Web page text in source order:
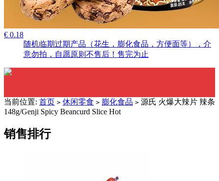
€ 0.18
随机临期过期产品（花生，膨化食品，方便面等），介
意勿拍，自愿原则不售后！售完为止
当前位置: 首页 > 休闲零食 > 膨化食品 > 源氏 火爆大辣片 辣条
148g/Genji Spicy Beancurd Slice Hot
销售排行